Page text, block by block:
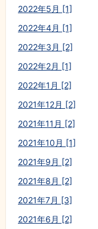
2022年5月 [1]
2022年4月 [1]
2022年3月 [2]
2022年2月 [1]
2022年1月 [2]
2021年12月 [2]
2021年11月 [2]
2021年10月 [1]
2021年9月 [2]
2021年8月 [2]
2021年7月 [3]
2021年6月 [2]